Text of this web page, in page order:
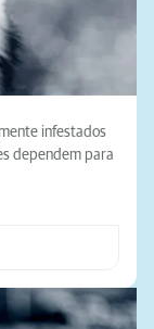
infestados
dependem para